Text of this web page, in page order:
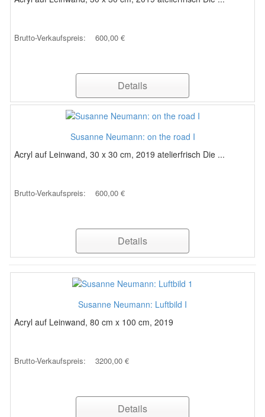
Brutto-Verkaufspreis: 600,00 €
Details
Susanne Neumann: on the road I
Acryl auf Leinwand, 30 x 30 cm, 2019 atelierfrisch Die ...
Brutto-Verkaufspreis: 600,00 €
Details
Susanne Neumann: Luftbild I
Acryl auf Leinwand, 80 cm x 100 cm, 2019
Brutto-Verkaufspreis: 3200,00 €
Details